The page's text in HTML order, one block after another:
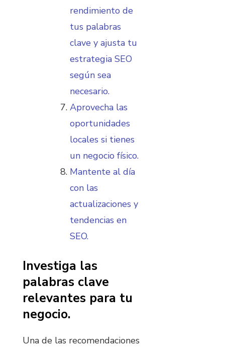
rendimiento de
tus palabras
clave y ajusta tu
estrategia SEO
según sea
necesario.
Aprovecha las
oportunidades
locales si tienes
un negocio físico.
Mantente al día
con las
actualizaciones y
tendencias en
SEO.
Investiga las
palabras clave
relevantes para tu
negocio.
Una de las recomendaciones